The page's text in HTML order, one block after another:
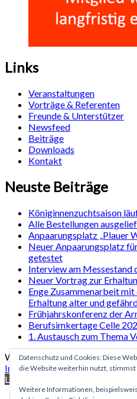
Links
Veranstaltungen
Vorträge & Referenten
Freunde & Unterstützer
Newsfeed
Beiträge
Downloads
Kontakt
Neuste Beiträge
Königinnenzuchtsaison
Alle Bestellungen
Anpaarungsplatz „Plauer
Neuer Anpaarungsplatz
getestet
Interview am Messestand
Neuer Vortrag zur
Enge Zusammenarbeit
Erhaltung alter und
Frühjahrskonferenz der
Berufsimkertage Celle
1. Austausch zum Thema
WordPress Site | Theme:
Impressum|
Languages »
Datenschutz und Cookies: Diese
die Website weiterhin nutzt,
Weitere Informationen,